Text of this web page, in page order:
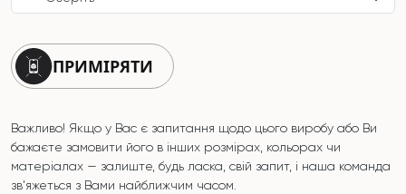
ПРИМІРЯТИ
Важливо! Якщо у Вас є запитання щодо цього виробу або Ви
бажаєте замовити його в інших розмірах, кольорах чи
матеріалах — залиште, будь ласка, свій запит, і наша команда
зв'яжеться з Вами найближчим часом.